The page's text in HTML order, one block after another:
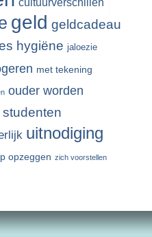
geld geldcadeau
hygiëne jaloezie
met tekening
ouder worden
studenten
uitnodiging
opzeggen zich voorstellen